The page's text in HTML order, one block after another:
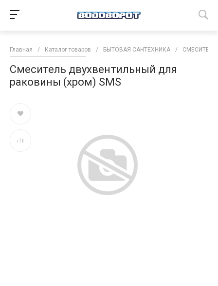
Главная / Каталог товаров / БЫТОВАЯ САНТЕХНИКА /
Смеситель двухвентильный для
раковины (хром) SMS